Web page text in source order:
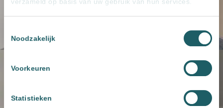
verzameld op basis van uw gebruik van hun services.
Noodzakelijk
Voorkeuren
Statistieken